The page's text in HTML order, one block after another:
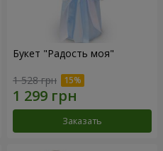
Букет "Радость моя"
1 528 грн
Заказать